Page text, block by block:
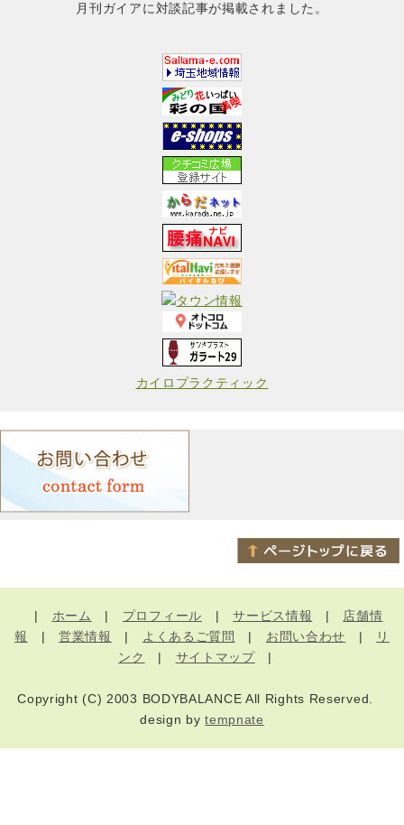
月刊ガイアに対談記事が掲載されました。
カイロプラクティック
| ホーム | プロフィール |サービス情報 | 店舗情
報
| 営業情報 | よくあるご質問 | お問い合わせ |
リ
ンク
| サイトマップ|
Copyright (C) 2003 BODYBALANCE All Rights Reserved.
design bytempnate